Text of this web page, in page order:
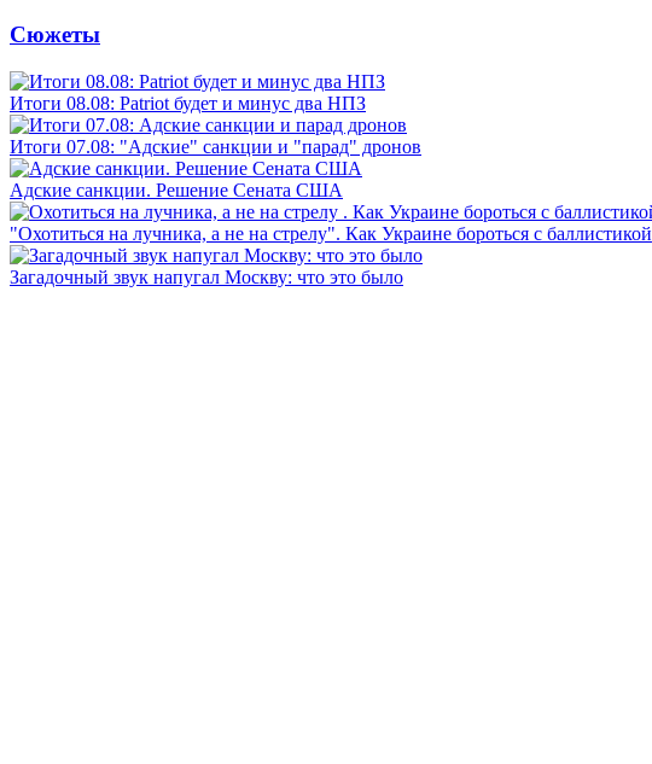
Сюжеты
Итоги 08.08: Patriot будет и минус два НПЗ
Итоги 07.08: "Адские" санкции и "парад" дронов
Адские санкции. Решение Сената США
"Охотиться на лучника, а не на стрелу". Как Украине бороться с баллистикой
Загадочный звук напугал Москву: что это было